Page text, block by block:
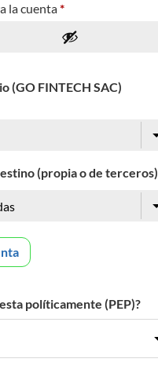
la cuenta*
(GO FINTECH SAC)
(propia o de terceros)
políticamente (PEP)?